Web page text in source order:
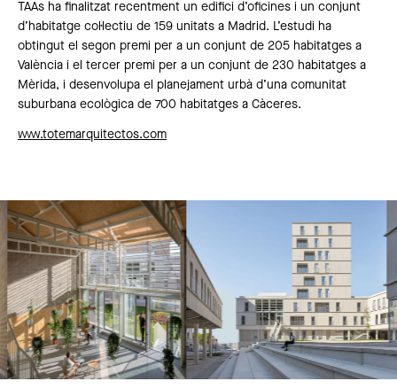
TAAs ha finalitzat recentment un edifici d’oficines i un conjunt
d’habitatge col·lectiu de 159 unitats a Madrid. L’estudi ha
obtingut el segon premi per a un conjunt de 205 habitatges a
València i el tercer premi per a un conjunt de 230 habitatges a
Mèrida, i desenvolupa el planejament urbà d’una comunitat
suburbana ecològica de 700 habitatges a Càceres.
www.totemarquitectos.com